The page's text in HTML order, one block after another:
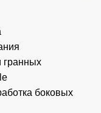
гранных
боковых